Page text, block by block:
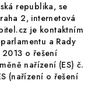
republika, se
2, internetová
je kontaktním
a Rady
o řešení
nařízení (ES) č.
(nařízení o řešení